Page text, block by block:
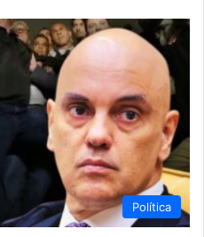
Política